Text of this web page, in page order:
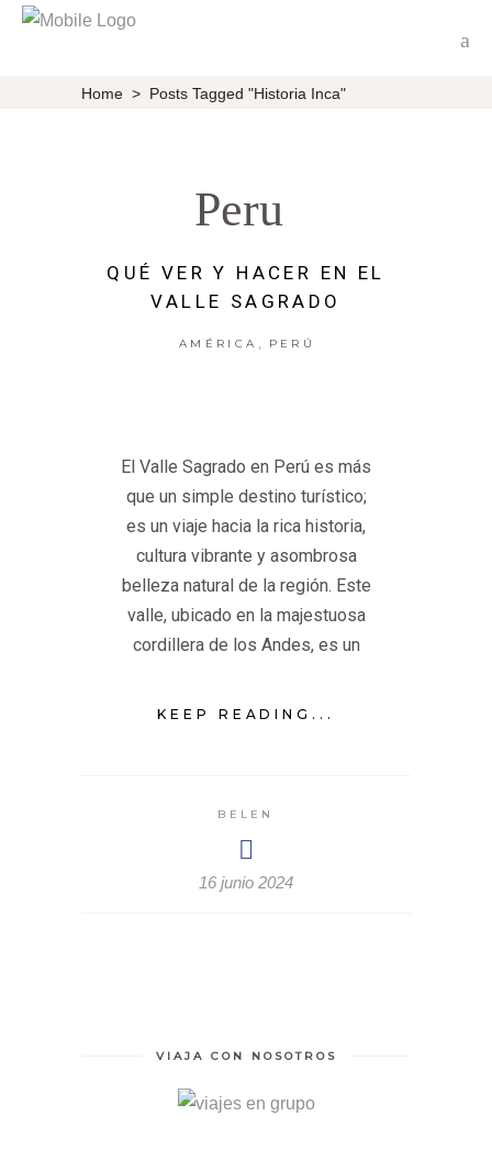
Home > Posts Tagged "Historia Inca"
Peru
QUÉ VER Y HACER EN EL
VALLE SAGRADO
AMÉRICA , PERÚ
El Valle Sagrado en Perú es más
que un simple destino turístico;
es un viaje hacia la rica historia,
cultura vibrante y asombrosa
belleza natural de la región. Este
valle, ubicado en la majestuosa
cordillera de los Andes, es un
KEEP READING...
BELEN
16 junio 2024
VIAJA CON NOSOTROS